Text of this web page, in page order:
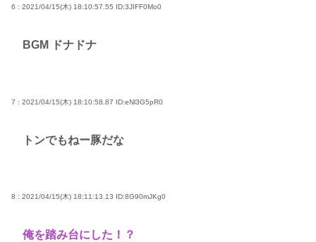
6 : 2021/04/15(木) 18:10:57.55 ID:3JIFF0Mo0
BGM ドナドナ
7 : 2021/04/15(木) 18:10:58.87 ID:eNl3G5pR0
トンでもねー豚だな
8 : 2021/04/15(木) 18:11:13.13 ID:8G90mJKg0
俺を踏み台にした！？